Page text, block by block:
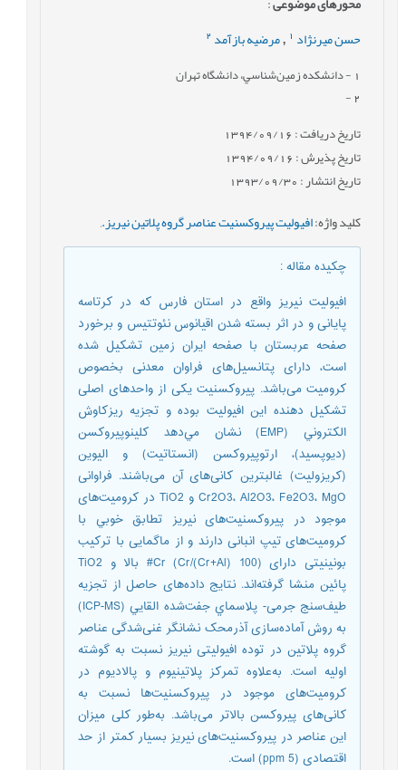
حسن میرنژاد , مرضیه بازآمد 2
- دانشكده زمين‌شناسي، دانشگاه تهران
2
-
تاریخ دریافت : 1394/09/16
تاریخ پذیرش : 1394/09/16
تاریخ انتشار : 1393/09/30
کلید واژه:افیولیت پیروکسنیت عناصر گروه پلاتین نیریز.,
چکیده مقاله:
افیولیت نیریز واقع در استان فارس که در کرتاسه
پایانی و در اثر بسته شدن اقیانوس نئوتتیس و برخورد
صفحه عربستان با صفحه ایران زمین تشکیل شده
است، دارای پتانسیل‌های فراوان معدنی بخصوص
کرومیت می‌باشد. پیروکسنیت ‌‌‌یکی از واحدهای اصلی
تشکیل دهنده‌ این افيوليت‌ بوده و تجزیه ريز‌كاوش
الکتروني (EMP) نشان مي‌دهد کلینوپیروکسن
(دیوپسید)، ارتوپیروکسن (انستاتیت) و الیوین
(کریزولیت) غالبترین کانی‌های آن می‌باشند. فراوانی
Cr2O3، Al2O3، Fe2O3، MgO و TiO2 در کرومیت‌های
موجود در پیروکسنیت‌های نیریز تطابق خوبي با
کرومیت‌های تیپ انبانی دارند و از ماگمایی با ترکیب
بونینیتی دارای (100 Cr/(Cr+Al)) Cr# بالا و TiO2
پائین منشا گرفته‌اند. نتایج داده‌های حاصل از تجزیه
طیف‌سنج جر‌‌می- پلاسماي جفت‌شده القايي (ICP-MS)
به روش آماده‌سازی آذرمحک نشانگر غنی‌شدگی عناصر
گروه پلاتین در توده افیولیتی نیریز نسبت به گوشته
اولیه است. به‌علاوه تمرکز پلاتینیوم و پالادیوم در
کرومیت‌های موجود در پیروکسنیت‌ها نسبت به
کانی‌های پیروکسن بالاتر ‌‌می‌باشد. به‌طور کلی میزان
این عناصر در پیروکسنیت‌های نیریز بسیار کمتر از حد
اقتصادی (ppm 5) است.